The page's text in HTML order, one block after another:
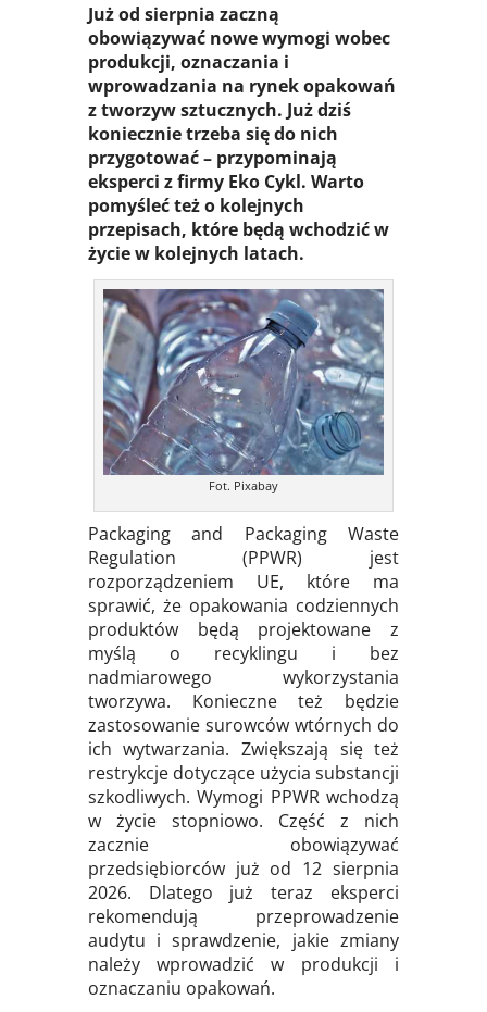
Już od sierpnia zaczną
obowiązywać nowe wymogi wobec
produkcji, oznaczania i
wprowadzania na rynek opakowań
z tworzyw sztucznych. Już dziś
koniecznie trzeba się do nich
przygotować – przypominają
eksperci z firmy Eko Cykl. Warto
pomyśleć też o kolejnych
przepisach, które będą wchodzić w
życie w kolejnych latach.
Fot. Pixabay
Packaging and Packaging Waste
Regulation (PPWR) jest
rozporządzeniem UE, które ma
sprawić, że opakowania codziennych
produktów będą projektowane z
myślą o recyklingu i bez
nadmiarowego wykorzystania
tworzywa. Konieczne też będzie
zastosowanie surowców wtórnych do
ich wytwarzania. Zwiększają się też
restrykcje dotyczące użycia substancji
szkodliwych. Wymogi PPWR wchodzą
w życie stopniowo. Część z nich
zacznie obowiązywać
przedsiębiorców już od 12 sierpnia
2026. Dlatego już teraz eksperci
rekomendują przeprowadzenie
audytu i sprawdzenie, jakie zmiany
należy wprowadzić w produkcji i
oznaczaniu opakowań.